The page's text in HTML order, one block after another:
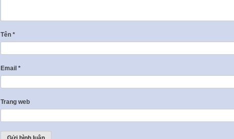
Tên *
Email *
Trang web